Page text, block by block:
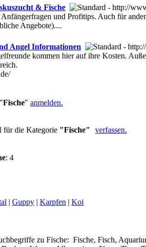
& Fische
und Profitips. Auch für
Angebote)....
Angel Informationen
kommen hier auf ihre Kosten.
Fische" anmelden.
für die Kategorie "Fische" verfassen.
: 4
| Guppy | Karpfen | Koi
zu Fische: Fische, Fisch,